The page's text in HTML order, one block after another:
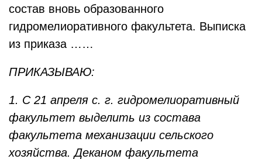
состав вновь образованного
гидромелиоративного факультета. Выписка
из приказа ……
ПРИКАЗЫВАЮ:
1. С 21 апреля с. г. гидромелиоративный
факультет выделить из состава
факультета механизации сельского
хозяйства. Деканом факультета